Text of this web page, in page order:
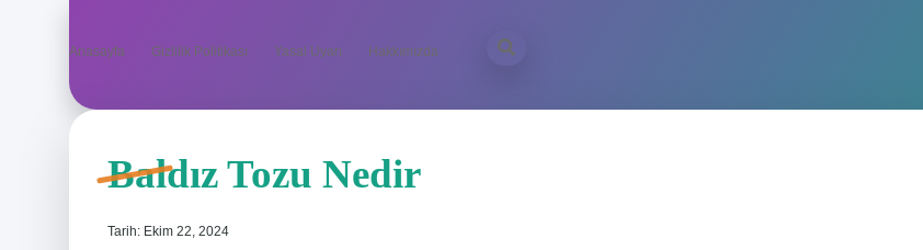
Anasayfa Gizlilik Politikası Yasal Uyarı Hakkımızda
Baldız Tozu Nedir
Tarih: Ekim 22, 2024